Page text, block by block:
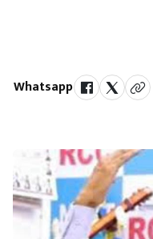
Whatsapp